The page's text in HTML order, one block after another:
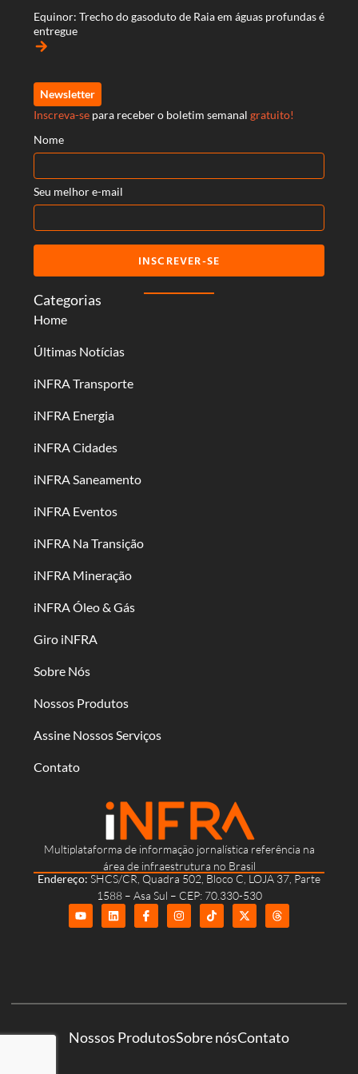
Multiplataforma de informação jornalística referência na
área de infraestrutura no Brasil
Endereço: SHCS/CR, Quadra 502, Bloco C, LOJA 37, Parte
1588 – Asa Sul – CEP: 70.330-530
Categorias
Home
Últimas Notícias
iNFRA Transporte
iNFRA Energia
iNFRA Cidades
iNFRA Saneamento
iNFRA Eventos
iNFRA Na Transição
iNFRA Mineração
iNFRA Óleo & Gás
Giro iNFRA
Sobre Nós
Nossos Produtos
Assine Nossos Serviços
Contato
Equinor: Trecho do gasoduto de Raia em águas profundas é
entregue
arrow_forward
Newsletter
Inscreva-se para receber o boletim semanal gratuito!
Nome
Seu melhor e-mail
INSCREVER-SE
Nossos ProdutosSobre nósContato